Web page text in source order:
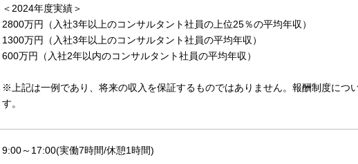
＜2024年度実績＞
2800万円（入社3年以上のコンサルタント社員の上位25％の平均年収）
1300万円（入社3年以上のコンサルタント社員の平均年収）
600万円（入社2年以内のコンサルタント社員の平均年収）
※上記は一例であり、将来の収入を保証するものではありません。報酬制度につ
す。
9:00～17:00(実働7時間/休憩1時間)